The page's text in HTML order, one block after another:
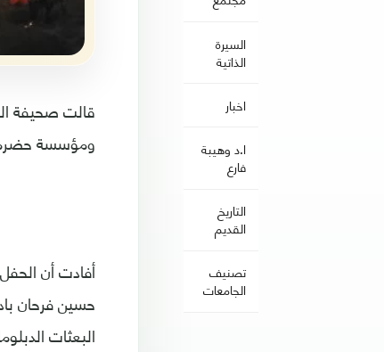
السيرة
الذاتية
اخبار
ا.د وهيبة
فارع
التاريخ
القديم
تصنيف
الجامعات
قالت صحيفة
ومؤسسة
أفادت أن
حسين فرحان
البعثات